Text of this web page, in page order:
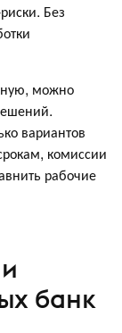
Без
можно
вариантов
комиссии
рабочие
банк